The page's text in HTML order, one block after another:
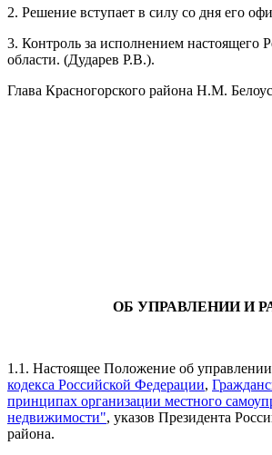
2. Решение вступает в силу со дня его
3. Контроль за исполнением
области. (Дударев Р.В.).
Глава Красногорского района Н.М. Белоус
ОБ УПРАВЛЕНИИ И
1.1. Настоящее Положение об
кодекса Российской Федерации,
принципах организации местного
недвижимости", указов Президента
района.